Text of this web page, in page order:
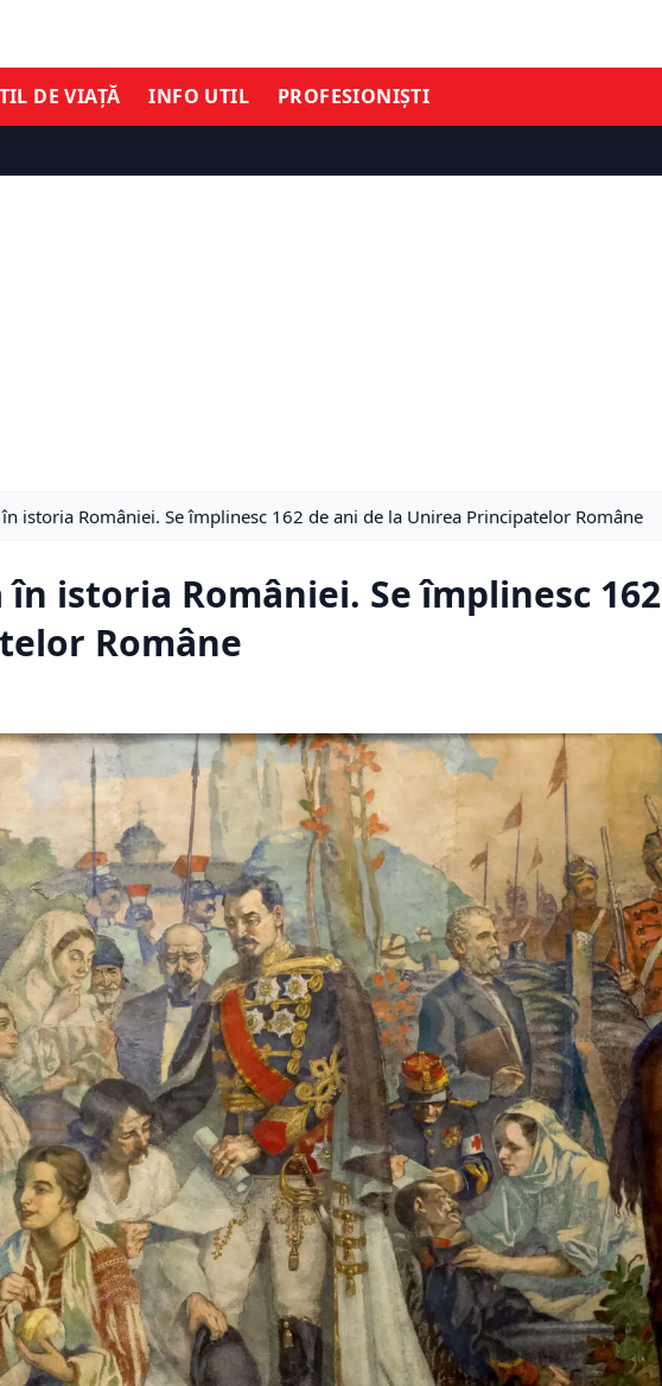
DE VIAȚĂ INFO UTIL PROFESIONIȘTI
istoria României. Se împlinesc 162 de ani de la Unirea Principatelor Române
istoria României. Se împlinesc 162
Române